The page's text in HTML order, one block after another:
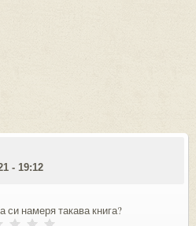
- 19:12
си намеря такава книга?